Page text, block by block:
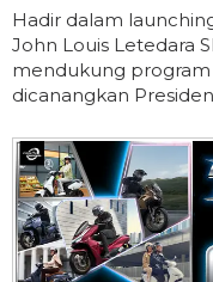
Hadir dalam
John Louis Letedara
mendukung program
dicanangkan